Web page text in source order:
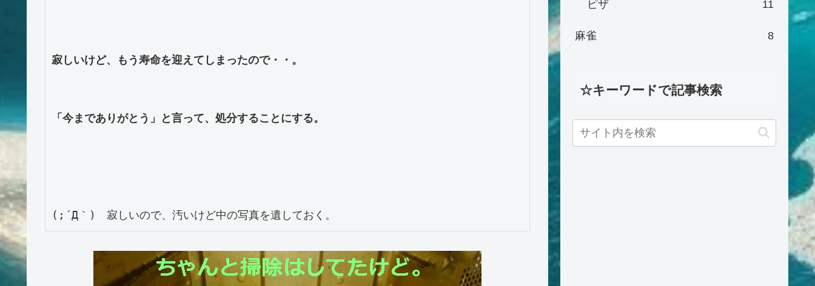
寂しいけど、もう寿命を迎えてしまったので・・。
「今までありがとう」と言って、処分することにする。
ピザ 11
麻雀 8
☆キーワードで記事検索